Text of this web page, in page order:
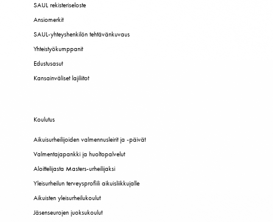
SAUL rekisteriseloste
Ansiomerkit
SAUL-yhteyshenkilön tehtävänkuvaus
Yhteistyökumppanit
Edustusasut
Kansainväliset lajiliitot
Koulutus
Aikuisurheilijoiden valmennusleirit ja -päivät
Valmentajapankki ja huoltopalvelut
Aloittelijasta Masters-urheilijaksi
Yleisurheilun terveysprofiili aikuisliikkujalle
Aikuisten yleisurheilukoulut
Jäsenseurojen juoksukoulut